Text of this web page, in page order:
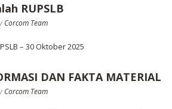
RUPSLB
Corcom Team
– 30 Oktober 2025
DAN FAKTA MATERIAL
Corcom Team